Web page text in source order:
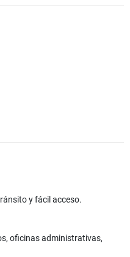
y fácil acceso.
oficinas administrativas,